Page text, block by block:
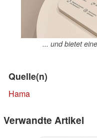
... und bietet
Quelle(n)
Hama
Verwandte Artikel